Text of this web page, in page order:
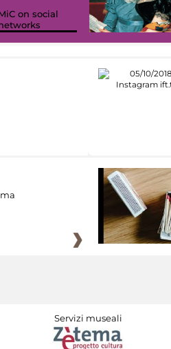
on social
Servizi museali